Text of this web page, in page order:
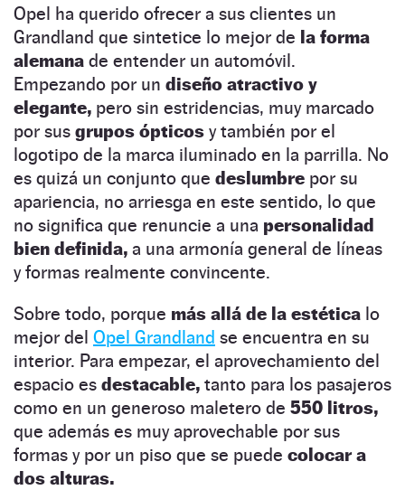
Opel ha querido ofrecer a sus clientes un
Grandland que sintetice lo mejor de la forma
alemana de entender un automóvil.
Empezando por un diseño atractivo y
elegante, pero sin estridencias, muy marcado
por sus grupos ópticos y también por el
logotipo de la marca iluminado en la parrilla. No
es quizá un conjunto que deslumbre por su
apariencia, no arriesga en este sentido, lo que
no significa que renuncie a una personalidad
bien definida, a una armonía general de líneas
y formas realmente convincente.
Sobre todo, porque más allá de la estética lo
mejor del Opel Grandland se encuentra en su
interior. Para empezar, el aprovechamiento del
espacio es destacable, tanto para los pasajeros
como en un generoso maletero de 550 litros,
que además es muy aprovechable por sus
formas y por un piso que se puede colocar a
dos alturas.